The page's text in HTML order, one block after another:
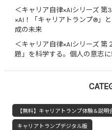
＜キャリア自律×AIシリーズ
×AI！「キャリアトランプ®」
成の未来
＜キャリア自律×AIシリーズ 第
題」を科学する。個人の意志
【無料】キャリアトランプ体験＆説明
キャリアトランプデジタル版